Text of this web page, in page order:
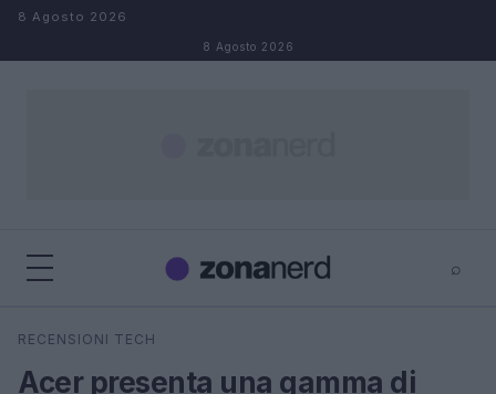
Salta al contenuto
8 Agosto 2026
8 Agosto 2026
⌕
Cerca
RECENSIONI TECH
Acer presenta una gamma di